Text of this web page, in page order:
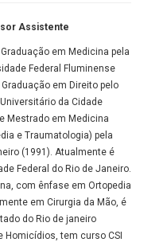
Assistente
em Medicina pela
Federal Fluminense
Graduação em Direito pelo
da Cidade
Mestrado em Medicina
e Traumatologia) pela
(1991). Atualmente é
Federal do Rio de Janeiro.
com ênfase em Ortopedia
em Cirurgia da Mão, é
do Rio de janeiro
tem curso CSI